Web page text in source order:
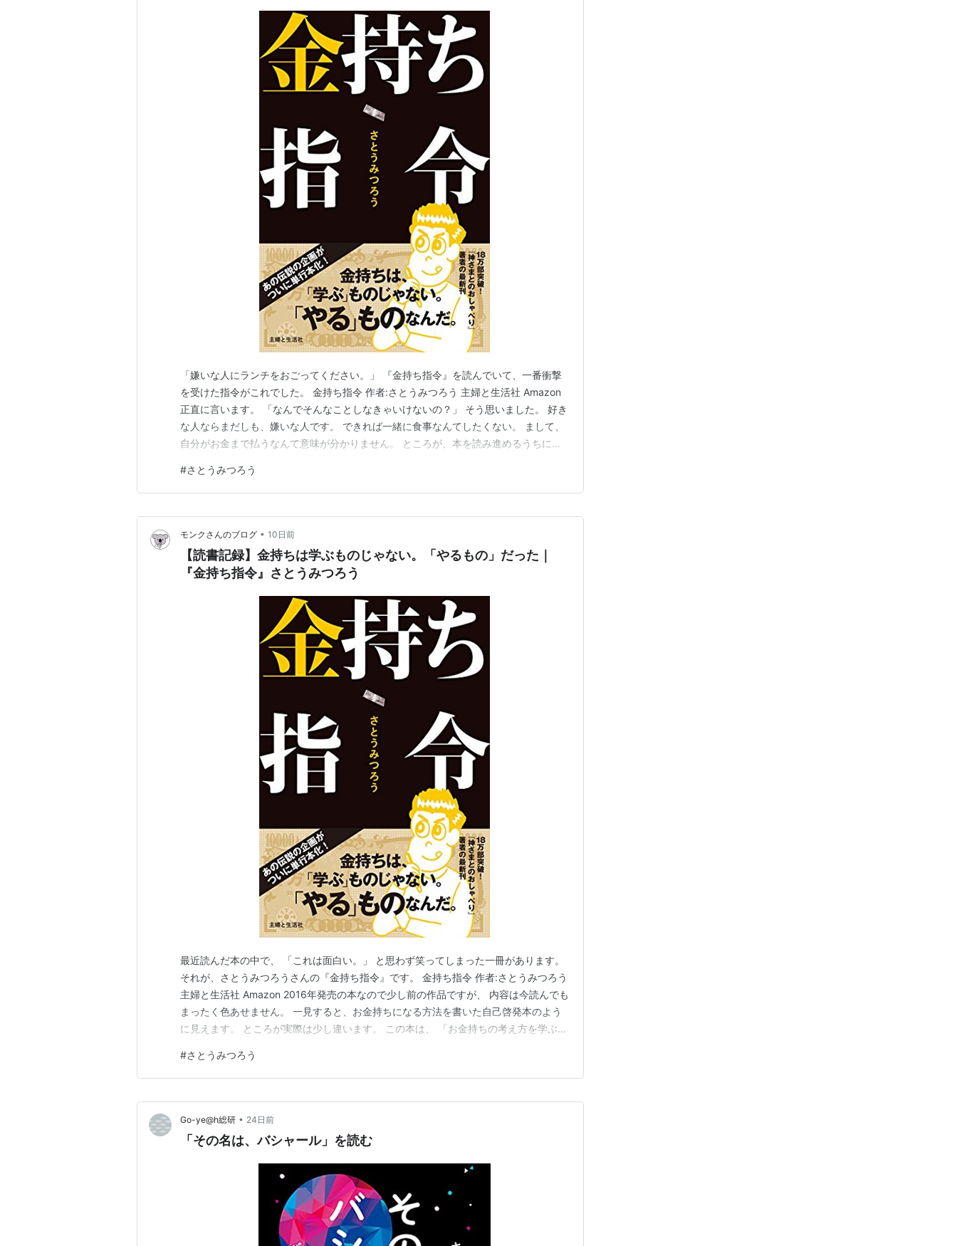
「嫌いな人にランチをおごってください。」 『金持ち指令』を読んでいて、一番衝撃
を受けた指令がこれでした。 金持ち指令 作者:さとうみつろう 主婦と生活社 Amazon
正直に言います。 「なんでそんなことしなきゃいけないの？」 そう思いました。 好き
な人ならまだしも、嫌いな人です。 できれば一緒に食事なんてしたくない。 まして、
自分がお金まで払うなんて意味が分かりません。 ところが、本を読み進めるうちに、
沢」の定義が、私たちとはまったく違うと言います。 神さまとのおしゃべり （サンマ
ーク文庫） [ さとうみつろ…
#さとうみつろう
モンクさんのブログ • 10日前
【読書記録】金持ちは学ぶものじゃない。「やるもの」だった｜
『金持ち指令』さとうみつろう
最近読んだ本の中で、 「これは面白い。」 と思わず笑ってしまった一冊があります。
それが、さとうみつろうさんの『金持ち指令』です。 金持ち指令 作者:さとうみつろう
主婦と生活社 Amazon 2016年発売の本なので少し前の作品ですが、 内容は今読んでも
まったく色あせません。 一見すると、お金持ちになる方法を書いた自己啓発本のよう
に見えます。 ところが実際は少し違います。 この本は、 「お金持ちの考え方を学ぶ
『金持ち指令』とはどんな本？ 一番印象に残った言葉 「貯金が増えない」相談の答え
が面白い お金を出す時の顔…
#さとうみつろう
Go-ye@h総研 • 24日前
「その名は、バシャール」を読む